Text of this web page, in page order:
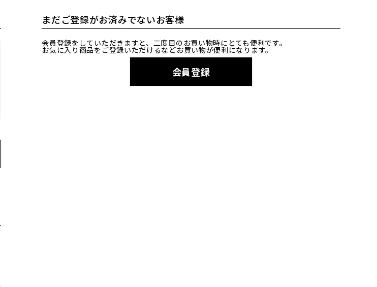
まだご登録がお済みでないお客様
会員登録をしていただきますと、二度目のお買い物時にとても便利です。
お気に入り商品をご登録いただけるなどお買い物が便利になります。
会員登録